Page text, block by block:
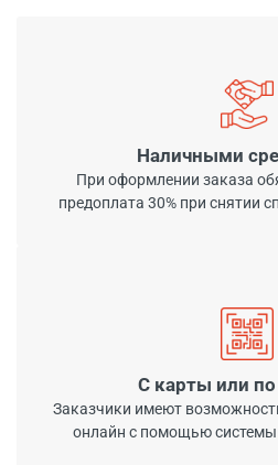
Наличными
При оформлении заказа
предоплата 30% при снятии
С карты или по
Заказчики имеют
онлайн с помощью системы